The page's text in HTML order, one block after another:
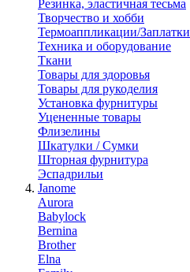
Резинка, эластичная тесьма
Творчество и хобби
Термоаппликации/Заплатки
Техника и оборудование
Ткани
Товары для здоровья
Товары для рукоделия
Установка фурнитуры
Уцененные товары
Флизелины
Шкатулки / Сумки
Шторная фурнитура
Эспадрильи
Janome
Aurora
Babylock
Bernina
Brother
Elna